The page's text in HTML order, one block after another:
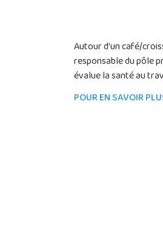
Autour d’un café/
responsable du pôle
évalue la santé au
POUR EN SAVOIR